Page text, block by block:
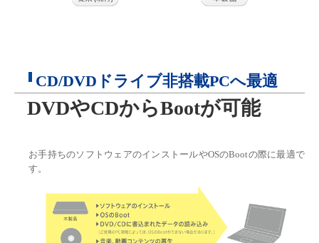
CD/DVDドライブ非搭載PCへ最適
DVDやCDからBootが可能
お手持ちのソフトウェアのインストールやOSのBootの際に最適で
す。